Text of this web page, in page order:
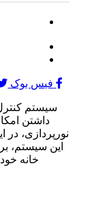
فیس بوک
سیستم
داشتن
نورپردازی، در
این سیستم،
خانه